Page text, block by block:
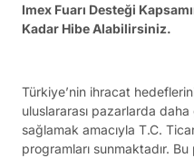
Imex Fuarı Desteği
Kadar Hibe Alabilirsiniz.
Türkiye’nin ihracat
uluslararası pazarlarda
sağlamak amacıyla T.C.
programları sunmaktadır.